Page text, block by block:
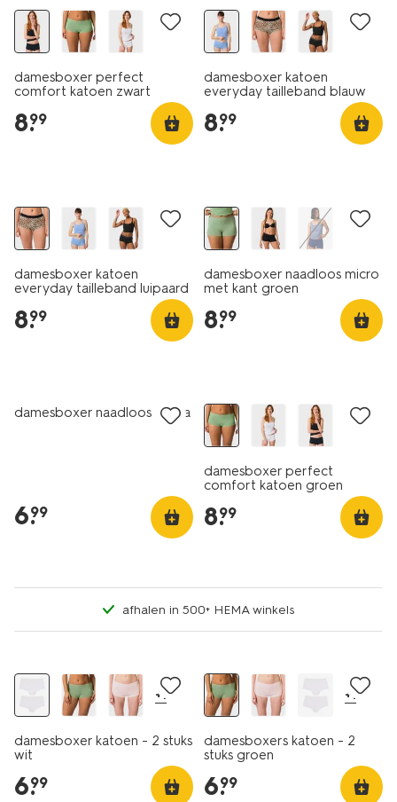
damesboxer perfect
comfort katoen zwart
8.
99
damesboxer katoen
everyday tailleband blauw
8.
99
damesboxer katoen
everyday tailleband luipaard
8.
99
damesboxer naadloos micro
met kant groen
8.
99
damesboxer naadloos rib lila
6.
99
damesboxer perfect
comfort katoen groen
8.
99
afhalen in 500+ HEMA winkels
+1
damesboxer katoen - 2 stuks
wit
6.
99
+1
damesboxers katoen - 2
stuks groen
6.
99